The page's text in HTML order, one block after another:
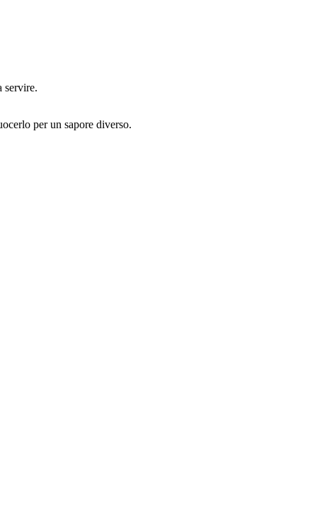
servire.
per un sapore diverso.